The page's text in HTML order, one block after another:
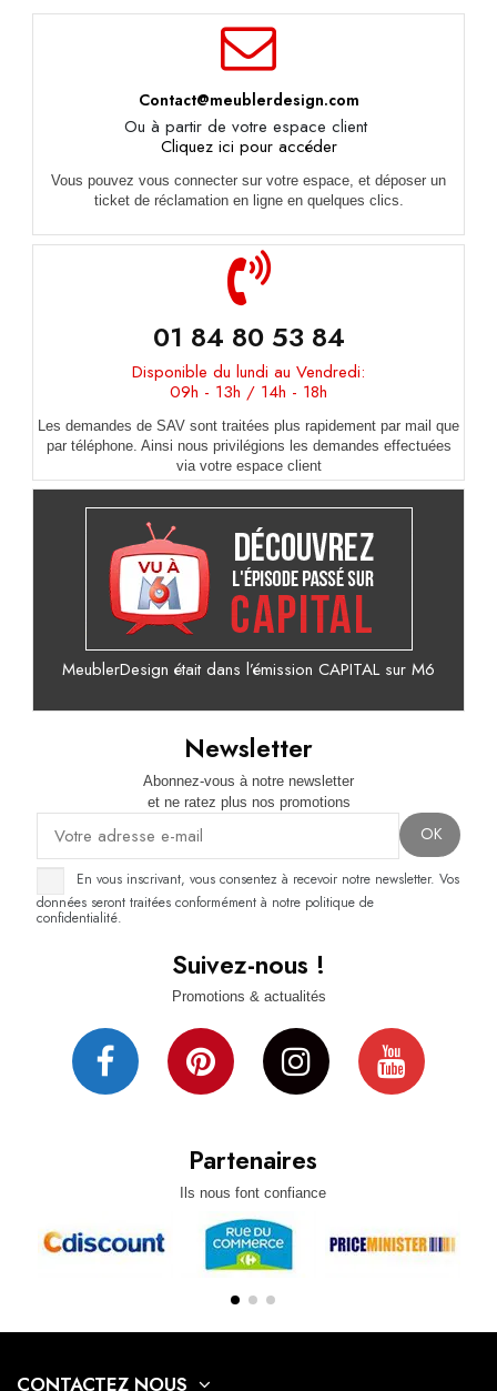
Contact@meublerdesign.com
Ou à partir de votre espace client
Cliquez ici pour accéder
Vous pouvez vous connecter sur votre espace, et déposer un
ticket de réclamation en ligne en quelques clics.
01 84 80 53 84
Disponible du lundi au Vendredi:
09h - 13h / 14h - 18h
Les demandes de SAV sont traitées plus rapidement par mail que
par téléphone. Ainsi nous privilégions les demandes effectuées
via votre espace client
MeublerDesign était dans l’émission CAPITAL sur M6
Partenaires
Ils nous font confiance
Suivez-nous !
Promotions & actualités
Newsletter
Abonnez-vous à notre newsletter
et ne ratez plus nos promotions
En vous inscrivant, vous consentez à recevoir notre newsletter. Vos
données seront traitées conformément à notre politique de
confidentialité.
CONTACTEZ NOUS